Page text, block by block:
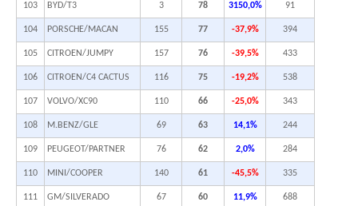
103 BYD/T3 3 78 3150,0% 91
104 PORSCHE/MACAN 155 77 -37,9% 394
105 CITROEN/JUMPY 157 76 -39,5% 433
106 CITROEN/C4 CACTUS 116 75 -19,2% 538
107 VOLVO/XC90 110 66 -25,0% 343
108 M.BENZ/GLE 69 63 14,1% 244
109 PEUGEOT/PARTNER 76 62 2,0% 284
110 MINI/COOPER 140 61 -45,5% 335
111 GM/SILVERADO 67 60 11,9% 688